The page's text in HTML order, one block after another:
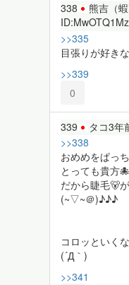
338 熊吉（蝦
>>335
目張りが好き
>>339
0
339 タコ3年
>>338
おめめをぱっ
とっても貴方
だから睫毛🐻
(~▽~＠)♪♪♪
コロッといく
(´Д｀)
>>341